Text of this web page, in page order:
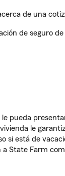
de una
de seguro
pueda
le
si está de
State Farm